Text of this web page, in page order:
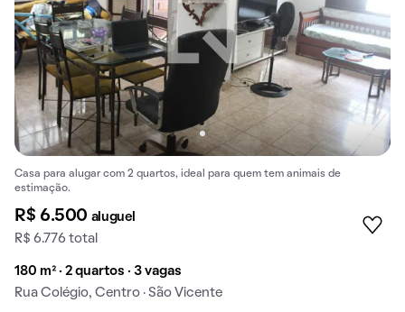
Casa para alugar com 2 quartos, ideal para quem tem animais de
estimação.
R$ 6.500 aluguel
R$ 6.776 total
180 m² · 2 quartos · 3 vagas
Rua Colégio, Centro · São Vicente